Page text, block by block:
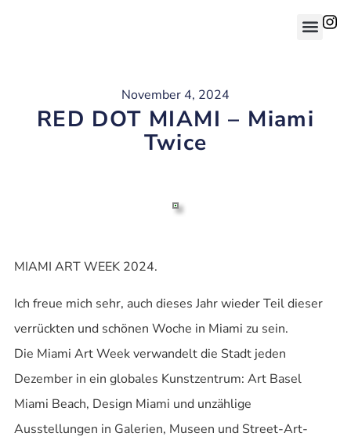
November 4, 2024
RED DOT MIAMI – Miami
Twice
MIAMI ART WEEK 2024.
Ich freue mich sehr, auch dieses Jahr wieder Teil dieser
verrückten und schönen Woche in Miami zu sein.
Die Miami Art Week verwandelt die Stadt jeden
Dezember in ein globales Kunstzentrum: Art Basel
Miami Beach, Design Miami und unzählige
Ausstellungen in Galerien, Museen und Street-Art-